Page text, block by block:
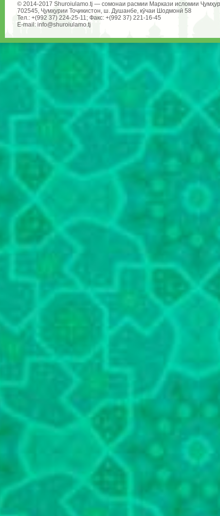
© 2014-2017 Shuroiulamo.tj — сомонаи расмии Маркази исломии
702545, Ҷумҳурии Тоҷикистон, ш. Душанбе, кӯчаи Шодмонӣ 58
Тел.: +(992 37) 224-25-11; Факс: +(992 37) 221-16-45
E-mail: info@shuroiulamo.tj